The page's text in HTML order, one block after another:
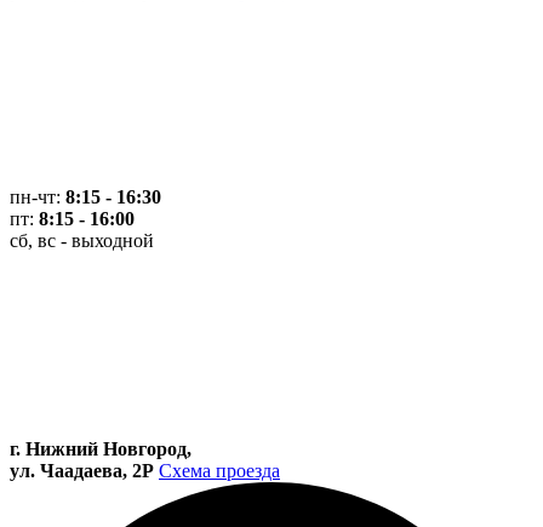
пн-чт: 8:15 - 16:30
пт: 8:15 - 16:00
сб, вс - выходной
г. Нижний Новгород,
ул. Чаадаева, 2Р Схема проезда